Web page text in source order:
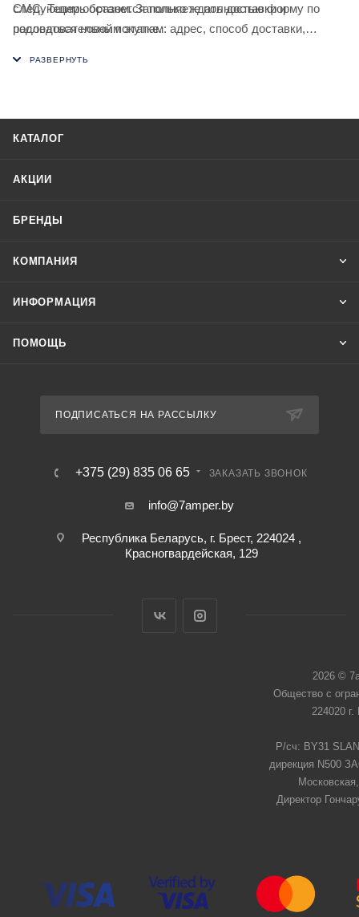
СМС. Теперь останется только ждать доставки и
радоваться новой покупке.
следующим образом. Заполняете полностью форму по
последовательным этапам: адрес, способ доставки,
КАТАЛОГ
АКЦИИ
БРЕНДЫ
КОМПАНИЯ
ИНФОРМАЦИЯ
ПОМОЩЬ
ПОДПИСАТЬСЯ НА РАССЫЛКУ
+375 (29) 835 06 65 ЗАКАЗАТЬ ЗВОНОК
info@7amper.by
Республика Беларусь, г. Брест, 224024 ,
Красногвардейская, 129
2026 ©
Общество с
224020
Р/сч: BY31
дирекция N500
Директор